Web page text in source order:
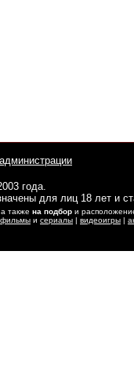
года.
для лиц 18 лет и
также на подбор и
фильмы и сериалы | видеоигры |